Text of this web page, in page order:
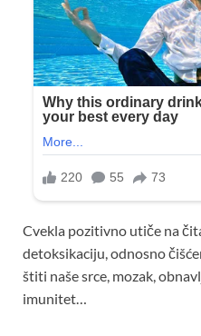
Cvekla pozitivno utiče na
detoksikaciju, odnosno
štiti naše srce, mozak,
imunitet…